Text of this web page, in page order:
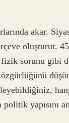
akar.
oluşturur.
fizik sorunu
yapısını